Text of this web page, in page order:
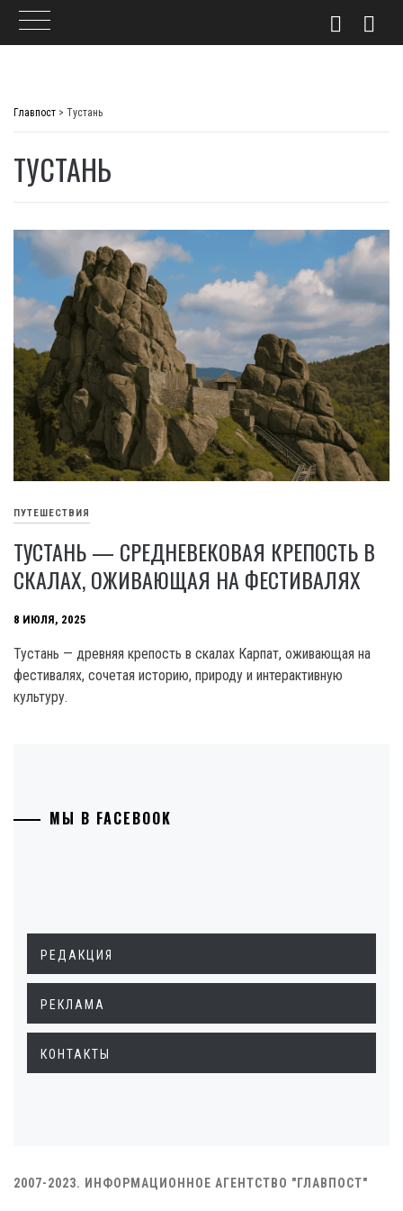
Главпост > Тустань
ТУСТАНЬ
ПУТЕШЕСТВИЯ
ТУСТАНЬ — СРЕДНЕВЕКОВАЯ КРЕПОСТЬ В
СКАЛАХ, ОЖИВАЮЩАЯ НА ФЕСТИВАЛЯХ
8 ИЮЛЯ, 2025
Тустань — древняя крепость в скалах Карпат, оживающая на
фестивалях, сочетая историю, природу и интерактивную
культуру.
МЫ В FACEBOOK
РЕДАКЦИЯ
РЕКЛАМА
КОНТАКТЫ
2007-2023. ИНФОРМАЦИОННОЕ АГЕНТСТВО "ГЛАВПОСТ"